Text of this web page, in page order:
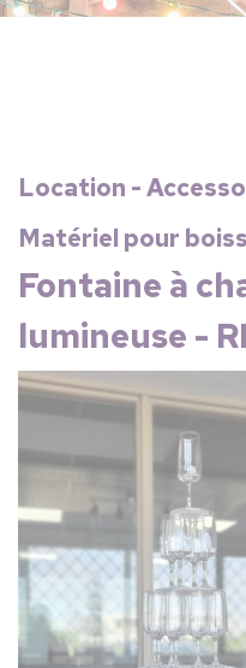
Location -
Matériel pour
Fontaine à
lumineuse -